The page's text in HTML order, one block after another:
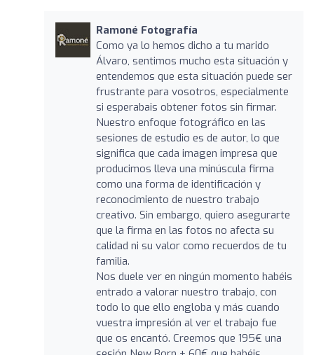
Ramoné Fotografía
Como ya lo hemos dicho a tu marido
Álvaro, sentimos mucho esta situación y
entendemos que esta situación puede ser
frustrante para vosotros, especialmente
si esperabais obtener fotos sin firmar.
Nuestro enfoque fotográfico en las
sesiones de estudio es de autor, lo que
significa que cada imagen impresa que
producimos lleva una minúscula firma
como una forma de identificación y
reconocimiento de nuestro trabajo
creativo. Sin embargo, quiero asegurarte
que la firma en las fotos no afecta su
calidad ni su valor como recuerdos de tu
familia.
Nos duele ver en ningún momento habéis
entrado a valorar nuestro trabajo, con
todo lo que ello engloba y más cuando
vuestra impresión al ver el trabajo fue
que os encantó. Creemos que 195€ una